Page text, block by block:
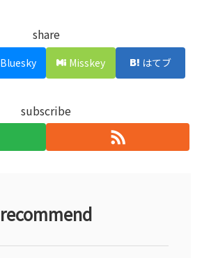
share
Bluesky Misskey はてブ
subscribe
recommend